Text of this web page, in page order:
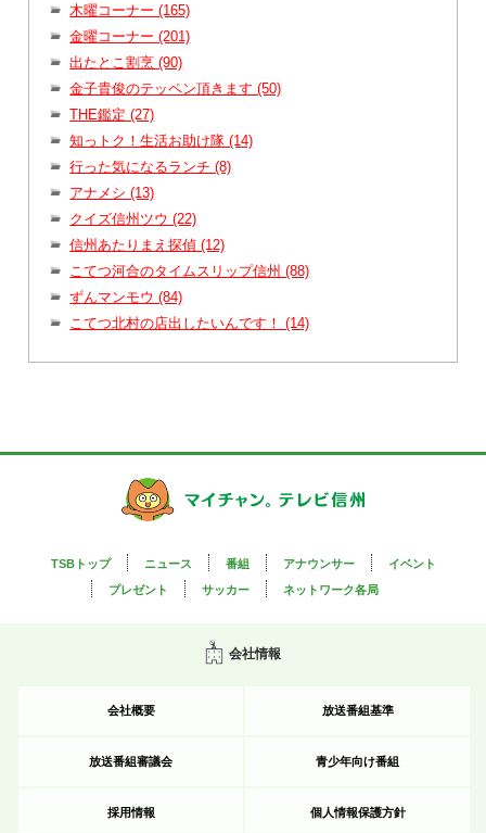
木曜コーナー (165)
金曜コーナー (201)
出たとこ割烹 (90)
金子貴俊のテッペン頂きます (50)
THE鑑定 (27)
知っトク！生活お助け隊 (14)
行った気になるランチ (8)
アナメシ (13)
クイズ信州ツウ (22)
信州あたりまえ探偵 (12)
こてつ河合のタイムスリップ信州 (88)
ずんマンモウ (84)
こてつ北村の店出したいんです！ (14)
TSBトップ ニュース 番組 アナウンサー
イベント
プレゼント
サッカー ネットワーク各局
会社情報
会社概要 放送番組基準
放送番組審議会 青少年向け番組
採用情報 個人情報保護方針